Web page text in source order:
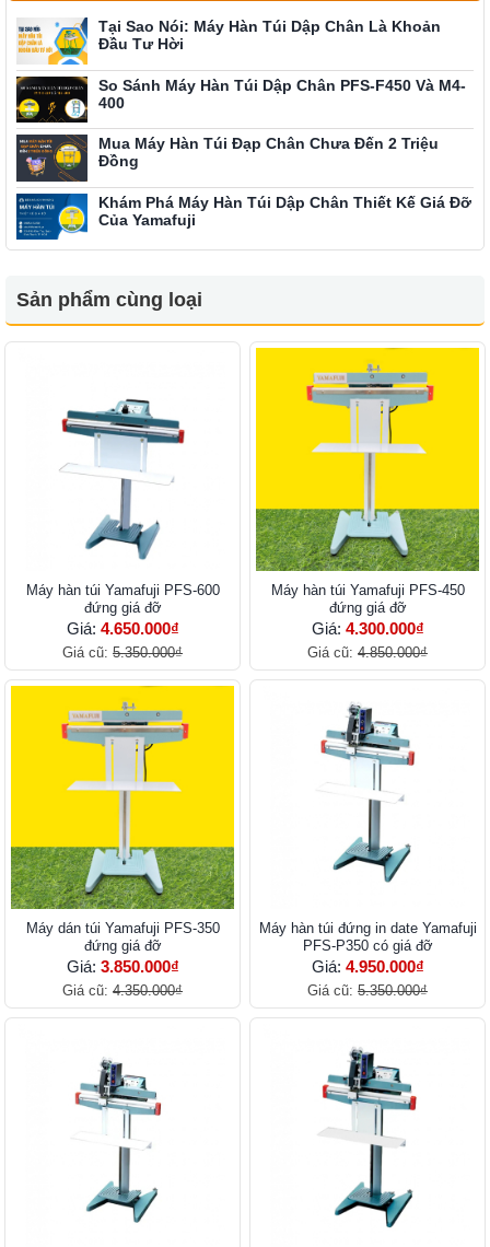
Tại Sao Nói: Máy Hàn Túi Dập Chân Là Khoản
Đầu Tư Hời
So Sánh Máy Hàn Túi Dập Chân PFS-F450 Và M4-
400
Mua Máy Hàn Túi Đạp Chân Chưa Đến 2 Triệu
Đồng
Khám Phá Máy Hàn Túi Dập Chân Thiết Kế Giá Đỡ
Của Yamafuji
Sản phẩm cùng loại
Máy hàn túi Yamafuji PFS-600
đứng giá đỡ
Giá: 4.650.000₫
Giá cũ: 5.350.000₫
Máy hàn túi Yamafuji PFS-450
đứng giá đỡ
Giá: 4.300.000₫
Giá cũ: 4.850.000₫
Máy dán túi Yamafuji PFS-350
đứng giá đỡ
Giá: 3.850.000₫
Giá cũ: 4.350.000₫
Máy hàn túi đứng in date Yamafuji
PFS-P350 có giá đỡ
Giá: 4.950.000₫
Giá cũ: 5.350.000₫